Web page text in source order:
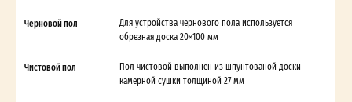
Черновой пол
Для устройства чернового пола используется
обрезная доска 20×100 мм
Чистовой пол
Пол чистовой выполнен из шпунтованой доски
камерной сушки толщиной 27 мм